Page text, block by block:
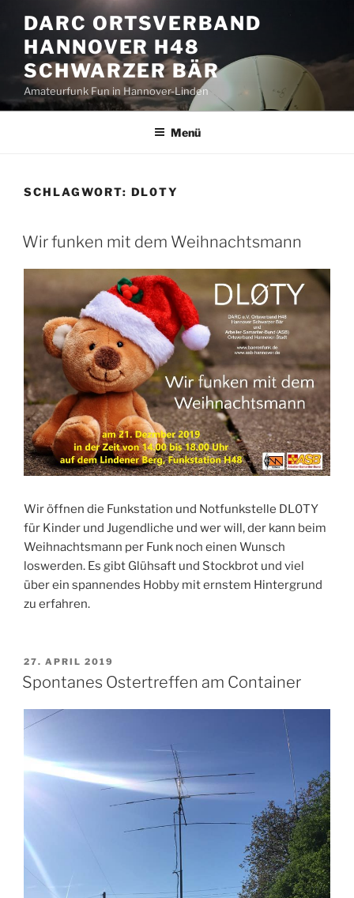
Inhalt
springen
DARC ORTSVERBAND
HANNOVER H48
SCHWARZER BÄR
Amateurfunk Fun in Hannover-Linden
Menü
SCHLAGWORT: DL0TY
Wir funken mit dem Weihnachtsmann
Wir öffnen die Funkstation und Notfunkstelle DL0TY
für Kinder und Jugendliche und wer will, der kann beim
Weihnachtsmann per Funk noch einen Wunsch
loswerden. Es gibt Glühsaft und Stockbrot und viel
über ein spannendes Hobby mit ernstem Hintergrund
zu erfahren.
VERÖFFENTLICHT
AM
27. APRIL 2019
Spontanes Ostertreffen am Container